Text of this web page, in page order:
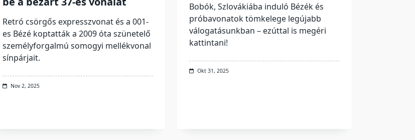
Retró csörgős expresszvonat és a 001-
es Bézé koptatták a 2009 óta szünetelő
személyforgalmú somogyi mellékvonal
sínpárjait.
Nov 2, 2025
Bobók, Szlovákiába induló Bézék és
próbavonatok tömkelege legújabb
válogatásunkban – ezúttal is megéri
kattintani!
Okt 31, 2025